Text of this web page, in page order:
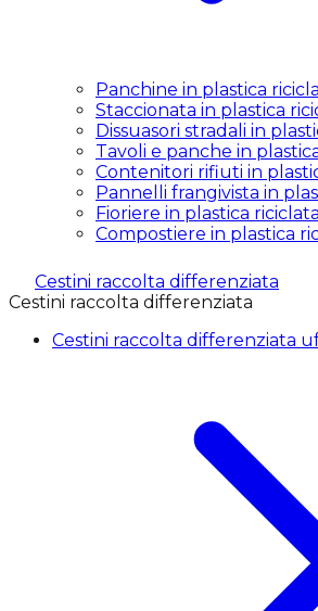
Panchine in plastica
Staccionata in plastica
Dissuasori stradali in
Tavoli e panche in
Contenitori rifiuti in
Pannelli frangivista in
Fioriere in plastica riciclata
Compostiere in plastica
Cestini raccolta differenziata
Cestini raccolta differenziata
Cestini raccolta differenziata